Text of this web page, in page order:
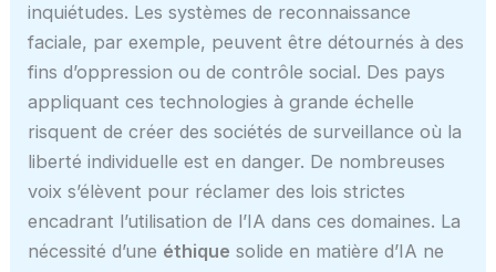
inquiétudes. Les systèmes de reconnaissance
faciale, par exemple, peuvent être détournés à des
fins d’oppression ou de contrôle social. Des pays
appliquant ces technologies à grande échelle
risquent de créer des sociétés de surveillance où la
liberté individuelle est en danger. De nombreuses
voix s’élèvent pour réclamer des lois strictes
encadrant l’utilisation de l’IA dans ces domaines. La
nécessité d’une éthique solide en matière d’IA ne